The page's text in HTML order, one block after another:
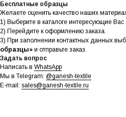
Бесплатные образцы
Желаете оценить качество наших
1) Выберите в каталоге интересующие Вас
2) Перейдите к оформлению заказа.
3) При заполнении контактных данных
образцы» и отправьте заказ.
Задать вопрос
Написать в WhatsApp
Мы в Telegram: @ganesh-textile
E-mail: sales@ganesh-textile.ru